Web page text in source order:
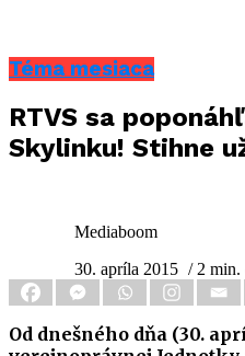
Téma mesiaca
RTVS sa
Skylinku! Stihne
Mediaboom
30. apríla 2015 / 2 min.
Od dnešného dňa (30.